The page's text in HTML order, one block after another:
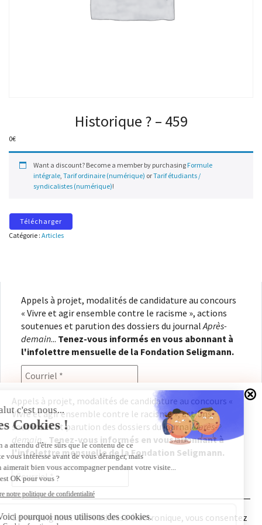
Historique ? – 459
0€
Want a discount? Become a member by purchasing Formule
intégrale, Tarif ordinaire (numérique) orTarif étudiants /
syndicalistes (numérique)!
Télécharger
Catégorie : Articles
Appels à projet, modalités de candidature au concours
« Vivre et agir ensemble contre le racisme », actions
soutenues et parution des dossiers du journal Après-
demain... Tenez-vous informés en vous abonnant à
l'infolettre mensuelle de la Fondation Seligmann.
En renseignant votre adresse électronique, vous
consentez à recevoir l'infolettre de la Fondation
Seligmann, conformément à notrepolitique de
confidentialité. Il vous sera possible de vous
désabonner à tout moment.
Appels à projet, modalités de candidature au concours «
Vivre et agir ensemble contre le racisme », actions
soutenues et parution des dossiers du journalAprès-
demain... Tenez-vous informés en vous abonnant à
l'infolettre mensuelle de la Fondation Seligmann.
En renseignant votre adresse électronique, vous consentez